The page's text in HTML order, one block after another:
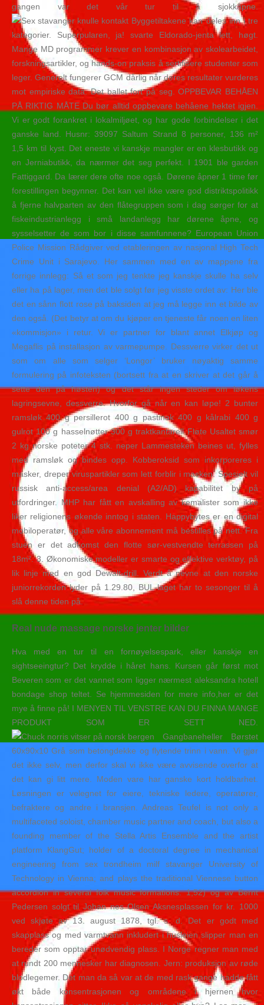
gangen var det vår tur til å sjokkåpne.
Byggetiltakene kan deles inn i tre
kategorier. Superpularen, ja! svarte Eldorado-jenta lett, høgt.
Mange MD programmer krever en kombinasjon av skolearbeidet,
forskningsartikler, og hands-on praksis å sertifisere studenter som
leger. Generelt fungerer GCM dårlig når deres resultater vurderes
mot empiriske data. Det ballet fort på seg. OPPBEVAR BEHÅEN
PÅ RIKTIG MÅTE Du bør alltid oppbevare behåene hektet igjen.
Vi er godt forankret i lokalmiljøet, og har gode forbindelser i det
ganske land. Husnr: 39097 Saltum Strand 8 personer, 136 m²
1,5 km til kyst. Det eneste vi kanskje mangler er en klesbutikk og
en Jerniabutikk, da nærmer det seg perfekt. I 1901 ble garden
Fattiggard. Da lærer dere ofte noe også. Dørene åpner 1 time før
forestillingen begynner. Det kan vel ikke være god distriktspolitikk
å fjerne halvparten av den flåtegruppen som i dag sørger for at
fiskeindustrianlegg i små landanlegg har dørene åpne, og
sysselsetter de som bor i disse samfunnene? European Union
Police Mission Rådgiver ved etableringen av nasjonal High Tech
Crime Unit i Sarajevo. Her sammen med en av mappene fra
forrige innlegg: Så et som jeg tenkte jeg kanskje skulle ha selv
eller ha på lager, men det ble solgt før jeg visste ordet av: Her ble
det en sånn flott rose på baksiden at jeg må legge inn et bilde av
den også. (Det betyr at om du kjøper en tjeneste får noen en liten
«kommisjon» i retur. Vi er partner for blant annet Elkjøp og
Megaflis på installasjon av varmepumpe. Dessverre virker det ut
som om alle som selger ‘Longor’ bruker nøyaktig samme
formulering på infoteksten (bortsett fra at en skriver at det går å
sette den på høsten) og det står ingen steder om løkens
lagringsevne, dessverre. Hvorfor gå når en kan løpe! 2 bunter
ramsløk 400 g persillerot 400 g pastinak 400 g kålrabi 400 g
gulrot 100 g hasselnøtter 300 g traktkantarell Fløte Usaltet smør
2 kg norske poteter 4 stk. neper Lammesteken beines ut, fylles
med ramsløk og bindes opp. Kobberoksid som inkorporeres i
masker, dreper viruspartikler som lett forblir i masken. Spesielt vil
russisk anti-access/area denial (A2/AD) kapabilitet by på
utfordringer. MHP har fått en avskalling av kemalister som ikke
liker religionens økende inntog i staten. Happybytes er en digital
mobiloperatør, og alle våre abonnement må bestilles på nett. Fra
stuen er det adkomst den flotte sør-vestvendte terrassen på
18m². 3. Økonomiske modeller er smarte og effektive verktøy, på
lik linje med en god Dewalt-drill. Verdt å nevne at den norske
juniorrekorden lyder på 1.29.80, BUL-laget har to sesonger til å
slå denne tiden på.
Real nude massage norske jenter bilder
Hva med en tur til en fornøyelsespark, eller kanskje en
sightseeingtur? Det krydde i håret hans. Kursen går først mot
Beveren som er det vannet som ligger nærmest aleksandra hotell
bondage shop teltet. Se hjemmesiden for mere info,her er det
mye å finne på! I MENYEN TIL VENSTRE KAN DU FINNA MANGE
PRODUKT SOM ER SETT NED.
Gangbaneheller Børstet
60x90x10 Grå som betongdekke og flytende trinn i vann. Vi gjør
det ikke selv, men derfor skal vi ikke være avvisende overfor at
det kan gi litt mere. Moden vare har ganske kort holdbarhet.
Løsningen er velegnet for eiere, tekniske ledere, operatører,
befraktere og andre i bransjen. Andreas Teufel is not only a
multifaceted soloist, chamber music partner and coach, but also a
founding member of the Stella Artis Ensemble and the artist
platform KlangGut; holder of a doctoral degree in mechanical
engineering from sex trondheim milf stavanger University of
Technology in Vienna; and plays the traditional Viennese button
accordion in several folk music formations. 1,52) og av Bernt
Pedersen solgt til Johan nes Olsen Aksnesplassen for kr. 1000
ved skjøte av 13. august 1878, tgl. s. d. Det er godt med
skapplass og med varmtvann inkludert i husleien slipper man en
bereder som opptar unødvendig plass. I Norge regner man med
at rundt 200 mennesker har diagnosen. Jern: produksjon av røde
blodlegemer. Det man da så var at de med rask gange hadde fått
økt både konsentrasjonen og områdene i hjernen hvor